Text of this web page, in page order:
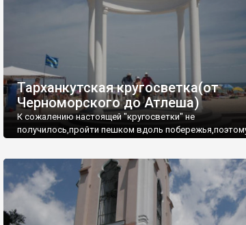
Тарханкутская кругосветка(от
Черноморского до Атлеша)
К сожалению настоящей "кругосветки" не
получилось,пройти пешком вдоль